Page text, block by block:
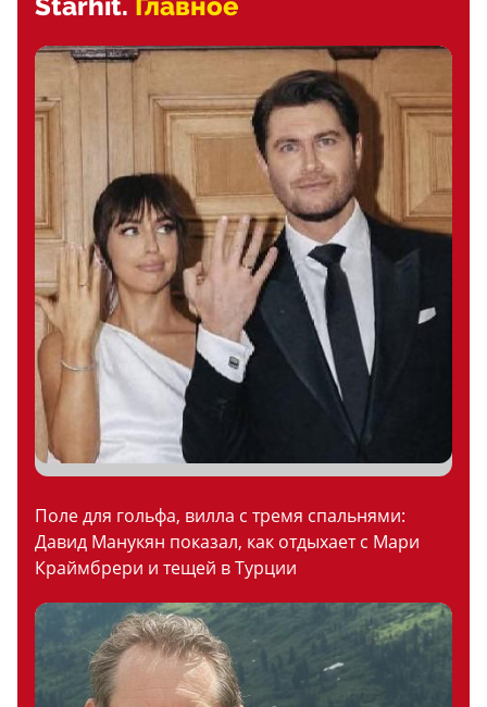
Starhit. Главное
Поле для гольфа, вилла с тремя спальнями:
Давид Манукян показал, как отдыхает с Мари
Краймбрери и тещей в Турции